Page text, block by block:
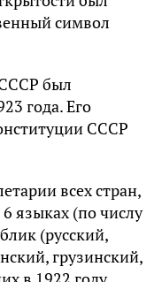
символ
был
года. Его
СССР
всех стран,
языках (по числу
(русский,
грузинский,